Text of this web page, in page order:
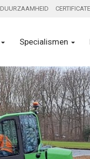
DUURZAAMHEID
Specialismen